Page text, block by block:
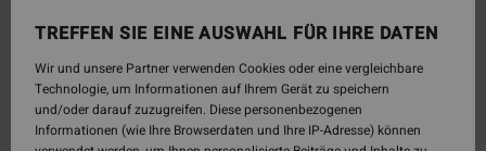
TREFFEN SIE EINE AUSWAHL FÜR IHRE DATEN
Wir und unsere Partner verwenden Cookies oder eine vergleichbare
Technologie, um Informationen auf Ihrem Gerät zu speichern
und/oder darauf zuzugreifen. Diese personenbezogenen
Informationen (wie Ihre Browserdaten und Ihre IP-Adresse) können